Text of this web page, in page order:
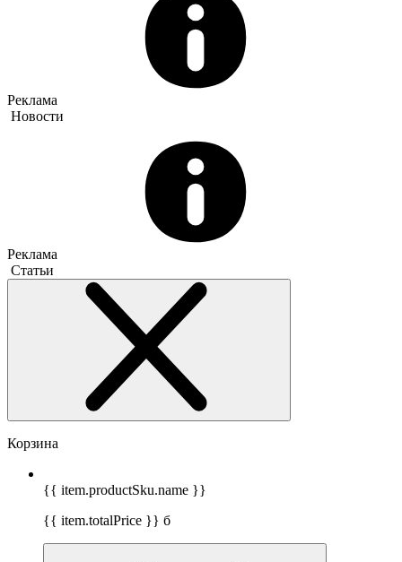
Реклама
Новости
Реклама
Статьи
Корзина
{{ item.productSku.name }}
{{ item.totalPrice }} б